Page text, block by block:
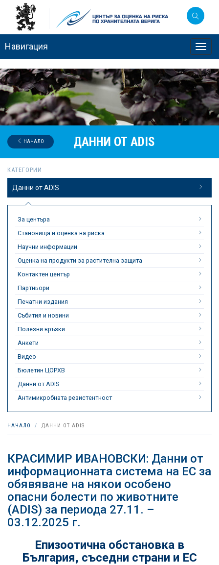
Навигация
ДАННИ ОТ ADIS
НАЧАЛО
КАТЕГОРИИ
Данни от ADIS
За центъра
Становища и оценка на риска
Научни информации
Оценка на продукти за растителна защита
Контактен център
Партньори
Печатни издания
Събития и новини
Полезни връзки
Анкети
Видео
Бюлетин ЦОРХВ
Данни от ADIS
Антимикробната резистентност
НАЧАЛО ДАННИ ОТ ADIS
КРАСИМИР ИВАНОВСКИ: Данни от
информационната система на ЕС за
обявяване на някои особено
опасни болести по животните
(ADIS) за периода 27.11. –
03.12.2025 г.
Епизоотична обстановка в
България, съседни страни и ЕС